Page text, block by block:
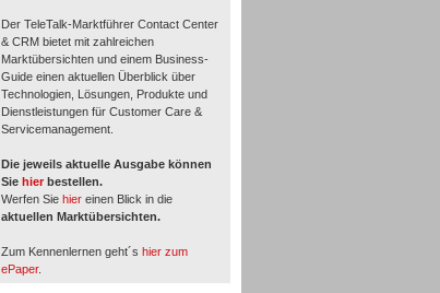
Der TeleTalk-Marktführer Contact Center
& CRM bietet mit zahlreichen
Marktübersichten und einem Business-
Guide einen aktuellen Überblick über
Technologien, Lösungen, Produkte und
Dienstleistungen für Customer Care &
Servicemanagement.
Die jeweils aktuelle Ausgabe können
Sie hier bestellen.
Werfen Sie hier einen Blick in die
aktuellen Marktübersichten.
Zum Kennenlernen geht´s hier zum
ePaper.